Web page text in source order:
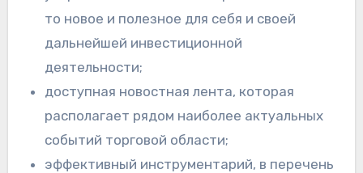
то новое и полезное для себя и своей
дальнейшей инвестиционной
деятельности;
доступная новостная лента, которая
располагает рядом наиболее актуальных
событий торговой области;
эффективный инструментарий, в перечень